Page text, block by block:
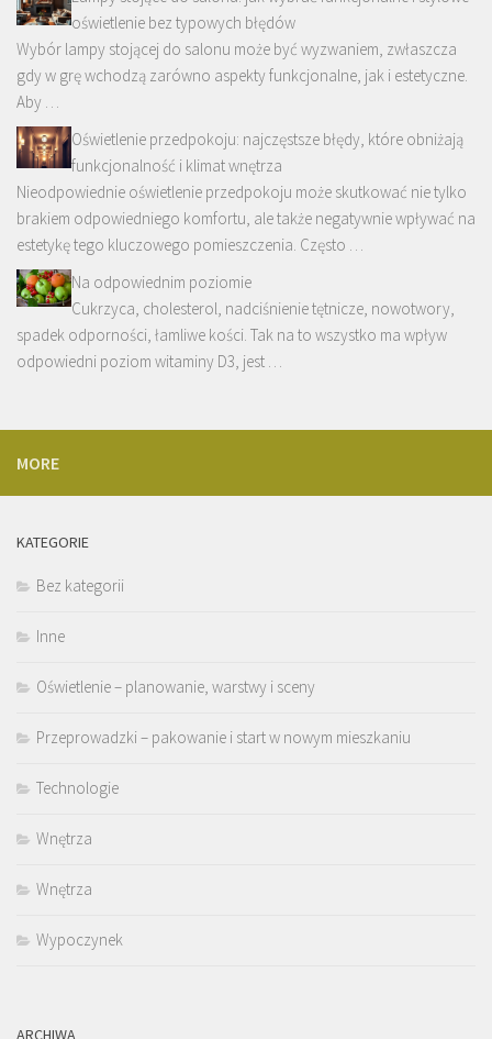
oświetlenie bez typowych błędów
Wybór lampy stojącej do salonu może być wyzwaniem, zwłaszcza
gdy w grę wchodzą zarówno aspekty funkcjonalne, jak i estetyczne.
Aby …
Oświetlenie przedpokoju: najczęstsze błędy, które obniżają
funkcjonalność i klimat wnętrza
Nieodpowiednie oświetlenie przedpokoju może skutkować nie tylko
brakiem odpowiedniego komfortu, ale także negatywnie wpływać na
estetykę tego kluczowego pomieszczenia. Często …
Na odpowiednim poziomie
Cukrzyca, cholesterol, nadciśnienie tętnicze, nowotwory,
spadek odporności, łamliwe kości. Tak na to wszystko ma wpływ
odpowiedni poziom witaminy D3, jest …
MORE
KATEGORIE
Bez kategorii
Inne
Oświetlenie – planowanie, warstwy i sceny
Przeprowadzki – pakowanie i start w nowym mieszkaniu
Technologie
Wnętrza
Wnętrza
Wypoczynek
ARCHIWA